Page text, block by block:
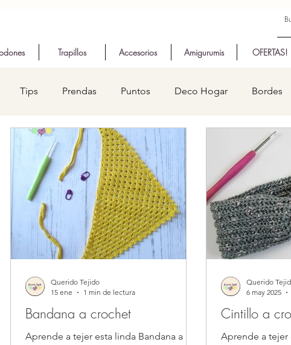
Trapillos Accesorios Amigurumis OFERTAS!
Tips Prendas Puntos Deco Hogar Bordes
Bandana a crochet
Aprende a tejer esta linda Bandana a
Querido Tejido
15 ene
1 min de lectura
Cintillo a
Aprende a tejer
Querido
6 may 2025